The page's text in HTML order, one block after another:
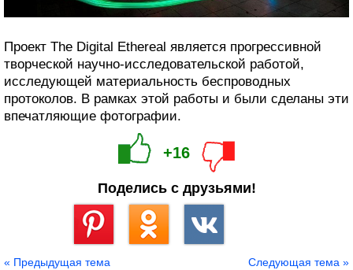
Проект The Digital Ethereal является прогрессивной
творческой научно-исследовательской работой,
исследующей материальность беспроводных
протоколов. В рамках этой работы и были сделаны эти
впечатляющие фотографии.
+16
Поделись с друзьями!
« Предыдущая тема Следующая тема »